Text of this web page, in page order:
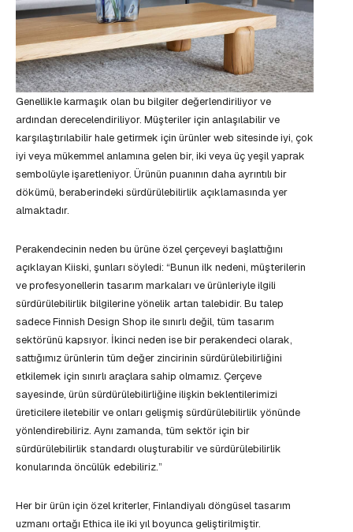
Genellikle karmaşık olan bu bilgiler değerlendiriliyor ve
ardından derecelendiriliyor. Müşteriler için anlaşılabilir ve
karşılaştırılabilir hale getirmek için ürünler web sitesinde iyi, çok
iyi veya mükemmel anlamına gelen bir, iki veya üç yeşil yaprak
sembolüyle işaretleniyor. Ürünün puanının daha ayrıntılı bir
dökümü, beraberindeki sürdürülebilirlik açıklamasında yer
almaktadır.
Perakendecinin neden bu ürüne özel çerçeveyi başlattığını
açıklayan Kiiski, şunları söyledi: “Bunun ilk nedeni, müşterilerin
ve profesyonellerin tasarım markaları ve ürünleriyle ilgili
sürdürülebilirlik bilgilerine yönelik artan talebidir. Bu talep
sadece Finnish Design Shop ile sınırlı değil, tüm tasarım
sektörünü kapsıyor. İkinci neden ise bir perakendeci olarak,
sattığımız ürünlerin tüm değer zincirinin sürdürülebilirliğini
etkilemek için sınırlı araçlara sahip olmamız. Çerçeve
sayesinde, ürün sürdürülebilirliğine ilişkin beklentilerimizi
üreticilere iletebilir ve onları gelişmiş sürdürülebilirlik yönünde
yönlendirebiliriz. Aynı zamanda, tüm sektör için bir
sürdürülebilirlik standardı oluşturabilir ve sürdürülebilirlik
konularında öncülük edebiliriz.”
Her bir ürün için özel kriterler, Finlandiyalı döngüsel tasarım
uzmanı ortağı Ethica ile iki yıl boyunca geliştirilmiştir.